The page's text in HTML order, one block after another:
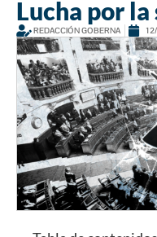
Lucha por
REDACCIÓN GOBERNA